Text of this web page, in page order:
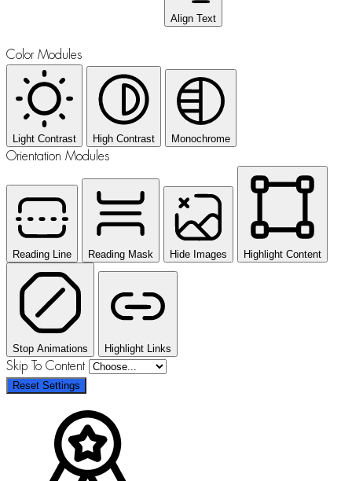
Align Text
Color Modules
Light Contrast High Contrast Monochrome
Orientation Modules
Reading Line Reading Mask Hide Images Highlight Content
Stop Animations Highlight Links
Skip To Content
Reset Settings